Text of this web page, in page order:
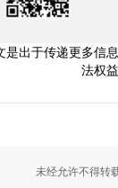
是出于传递更多信
法权
未经允许不得转